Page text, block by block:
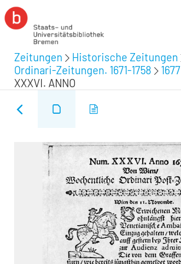
Zeitungen Historische Zeitungen
Ordinari-Zeitungen. 1671-1758
1677
XXXVI. ANNO